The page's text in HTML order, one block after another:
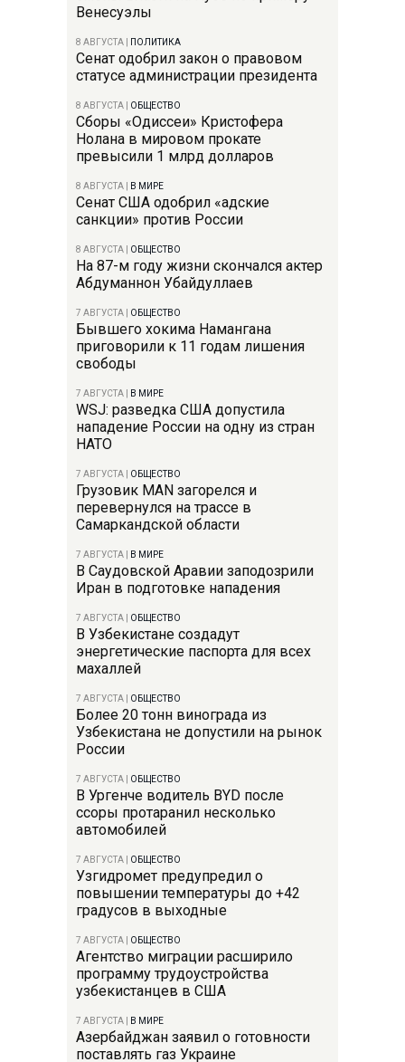
Венесуэлы
8 АВГУСТА ПОЛИТИКА
Сенат одобрил закон о правовом
статусе администрации президента
8 АВГУСТА ОБЩЕСТВО
Сборы «Одиссеи» Кристофера
Нолана в мировом прокате
превысили 1 млрд долларов
8 АВГУСТА В МИРЕ
Сенат США одобрил «адские
санкции» против России
8 АВГУСТА ОБЩЕСТВО
На 87-м году жизни скончался актер
Абдуманнон Убайдуллаев
7 АВГУСТА ОБЩЕСТВО
Бывшего хокима Намангана
приговорили к 11 годам лишения
свободы
7 АВГУСТА В МИРЕ
WSJ: разведка США допустила
нападение России на одну из стран
НАТО
7 АВГУСТА ОБЩЕСТВО
Грузовик MAN загорелся и
перевернулся на трассе в
Самаркандской области
7 АВГУСТА В МИРЕ
В Саудовской Аравии заподозрили
Иран в подготовке нападения
7 АВГУСТА ОБЩЕСТВО
В Узбекистане создадут
энергетические паспорта для всех
махаллей
7 АВГУСТА ОБЩЕСТВО
Более 20 тонн винограда из
Узбекистана не допустили на рынок
России
7 АВГУСТА ОБЩЕСТВО
В Ургенче водитель BYD после
ссоры протаранил несколько
автомобилей
7 АВГУСТА ОБЩЕСТВО
Узгидромет предупредил о
повышении температуры до +42
градусов в выходные
7 АВГУСТА ОБЩЕСТВО
Агентство миграции расширило
программу трудоустройства
узбекистанцев в США
7 АВГУСТА В МИРЕ
Азербайджан заявил о готовности
поставлять газ Украине